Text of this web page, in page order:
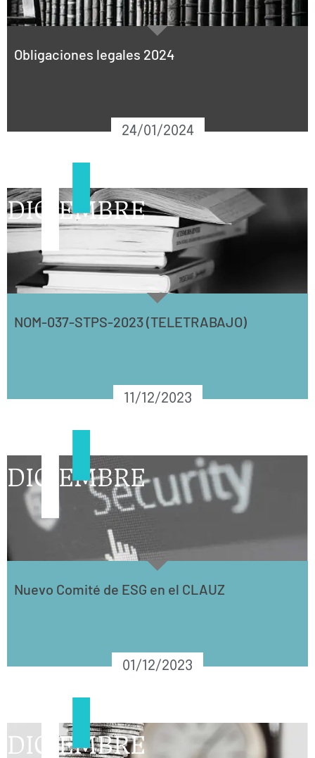
Obligaciones legales 2024
24/01/2024
DICIEMBRE
NOM-037-STPS-2023 (TELETRABAJO)
11/12/2023
DICIEMBRE
Nuevo Comité de ESG en el CLAUZ
01/12/2023
DICIEMBRE